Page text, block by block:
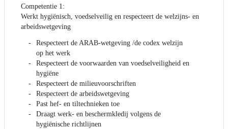
Competentie 1:
Werkt hygiënisch, voedselveilig en respecteert de welzijns- en
arbeidswetgeving
Respecteert de ARAB-wetgeving /de codex welzijn
op het werk
Respecteert de voorwaarden van voedselveiligheid en
hygiëne
Respecteert de milieuvoorschriften
Respecteert de arbeidswetgeving
Past hef- en tiltechnieken toe
Draagt werk- en beschermkledij volgens de
hygiënische richtlijnen